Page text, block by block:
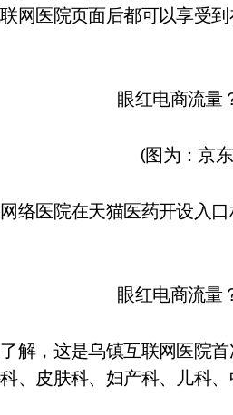
网医院页面后都可以享受
(图为：京
络医院在天猫医药开设入
解，这是乌镇互联网医院
、皮肤科、妇产科、儿科